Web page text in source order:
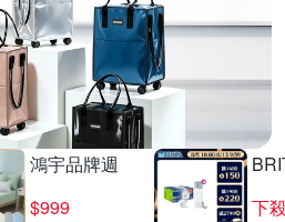
鴻宇品牌週
$999
下